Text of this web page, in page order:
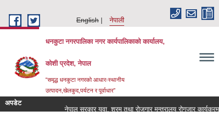
English
नेपाली
धनकुटा नगरपालिका नगर कार्यपालिकाको कार्यालय,
कोशी प्रदेश, नेपाल
“समृद्ध धनकुटा नगरको आधारःस्थानीय
उत्पादन,खेलकुद,पर्यटन र पूर्वाधार”
अपडेट
नेपाल सरकार युवा, श्रम तथा रोजगार मन्त्रालय रोगजार